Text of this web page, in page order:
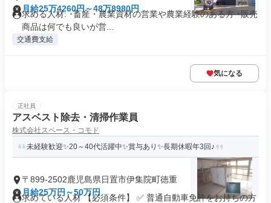
月給25万4260円～48万8980円
求める人材: ･畜産・農業資材の営業や農業経験のある方 ･販売
商品は何でも良いが営...
交通費支給
気になる
正社員
アスベスト除去・清掃作業員
株式会社スペース・コモド
未経験歓迎✨20～40代活躍中✨賞与あり✨長期休暇年3回♪
〒899-2502鹿児島県日置市伊集院町徳重
月給25万円～50万円
求めている人材 【必須条件】 ✅ 普通自動車免許をお持ちの方